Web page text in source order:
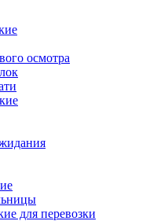
осмотра
для перевозки